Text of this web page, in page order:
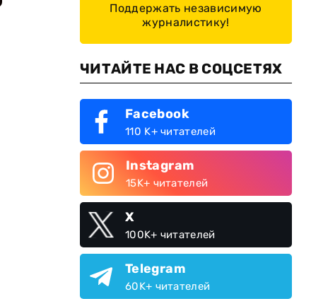
Поддержать независимую
журналистику!
ЧИТАЙТЕ НАС В СОЦСЕТЯХ
Facebook
110 K+ читателей
Instagram
15K+ читателей
X
100K+ читателей
Telegram
60K+ читателей